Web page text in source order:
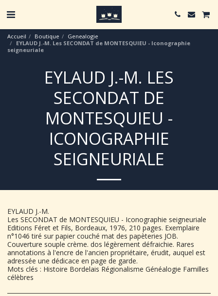
Accueil Boutique
Genealogie
EYLAUD J.-M. Les SECONDAT de MONTESQUIEU - Iconographie
seigneuriale
EYLAUD J.-M. LES
SECONDAT DE
MONTESQUIEU -
ICONOGRAPHIE
SEIGNEURIALE
EYLAUD J.-M.
Les SECONDAT de MONTESQUIEU - Iconographie seigneuriale
Editions Féret et Fils, Bordeaux, 1976, 210 pages. Exemplaire
n°1046 tiré sur papier couché mat des papèteries JOB.
Couverture souple crème. dos légèrement défraichie. Rares
annotations à l'encre de l'ancien propriétaire, érudit, auquel est
adressée une dédicace en page de garde.
Mots clés : Histoire Bordelais Régionalisme Généalogie Familles
célèbres